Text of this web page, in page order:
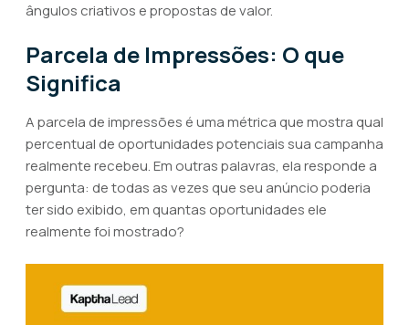
ângulos criativos e propostas de valor.
Parcela de Impressões: O que
Significa
A parcela de impressões é uma métrica que mostra qual
percentual de oportunidades potenciais sua campanha
realmente recebeu. Em outras palavras, ela responde a
pergunta: de todas as vezes que seu anúncio poderia
ter sido exibido, em quantas oportunidades ele
realmente foi mostrado?